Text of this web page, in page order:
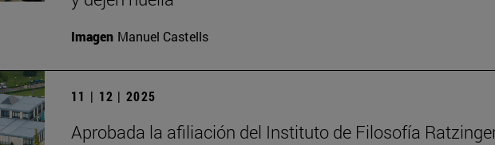
Imagen Manuel Castells
11 | 12 | 2025
Aprobada la afiliación del Instituto de Filosofía